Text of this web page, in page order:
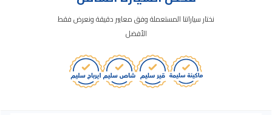
نختار سياراتنا المستعملة وفق معايير دقيقة ونعرض فقط
الأفضل